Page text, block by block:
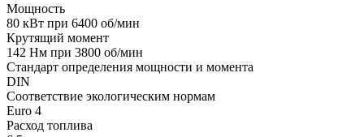
Мощность
80 кВт при 6400 об/мин
Крутящий момент
142 Нм при 3800 об/мин
Стандарт определения мощности и момента
DIN
Соответствие экологическим нормам
Euro 4
Расход топлива